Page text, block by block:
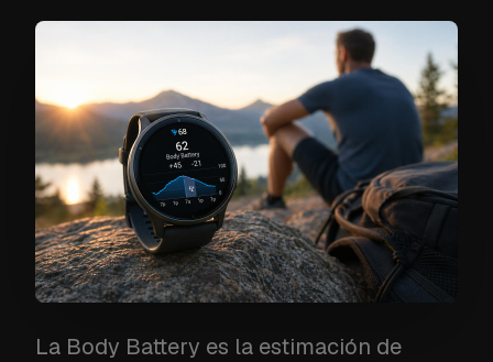
La Body Battery es la estimación de